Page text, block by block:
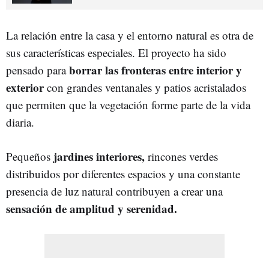
La relación entre la casa y el entorno natural es otra de
sus características especiales. El proyecto ha sido
pensado paraborrar las fronteras entre interior y
exteriorcon grandes ventanales y patios acristalados
que permiten que la vegetación forme parte de la vida
diaria.
Pequeños jardines interiores, rincones verdes
distribuidos por diferentes espacios y una constante
presencia de luz natural contribuyen a crear una
sensación de amplitud y serenidad.